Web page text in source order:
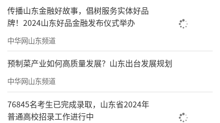
传播山东金融好故事，倡树服务实体好品
牌！2024山东好品金融发布仪式举办
中华网山东频道
预制菜产业如何高质量发展？山东出台发展规划
中华网山东频道
76845名考生已完成录取，山东省2024年
普通高校招录工作进行中